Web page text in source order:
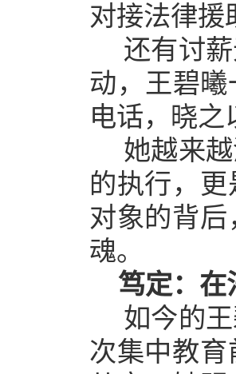
对接法律援
还有讨
动，王碧
电话，晓
她越来
的执行，
对象的背
魂。
笃定：在
如今的
次集中教